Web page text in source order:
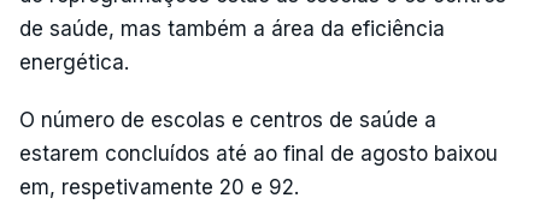
de saúde, mas também a área da eficiência
energética.
O número de escolas e centros de saúde a
estarem concluídos até ao final de agosto baixou
em, respetivamente 20 e 92.